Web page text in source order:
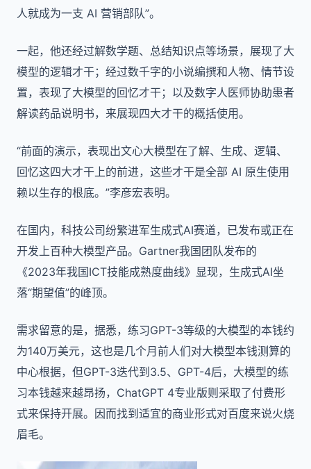
人就成为一支 AI 营销部队”。
一起，他还经过解数学题、总结知识点等场景，展现了大
模型的逻辑才干；经过数千字的小说编撰和人物、情节设
置，表现了大模型的回忆才干；以及数字人医师协助患者
解读药品说明书，来展现四大才干的概括使用。
“前面的演示，表现出文心大模型在了解、生成、逻辑、
回忆这四大才干上的前进，这些才干是全部 AI 原生使用
赖以生存的根底。”李彦宏表明。
在国内，科技公司纷繁进军生成式AI赛道，已发布或正在
开发上百种大模型产品。Gartner我国团队发布的
《2023年我国ICT技能成熟度曲线》显现，生成式AI坐
落“期望值”的峰顶。
需求留意的是，据悉，练习GPT-3等级的大模型的本钱约
为140万美元，这也是几个月前人们对大模型本钱测算的
中心根据，但GPT-3迭代到3.5、GPT-4后，大模型的练
习本钱越来越昂扬，ChatGPT 4专业版则采取了付费形
式来保持开展。因而找到适宜的商业形式对百度来说火烧
眉毛。